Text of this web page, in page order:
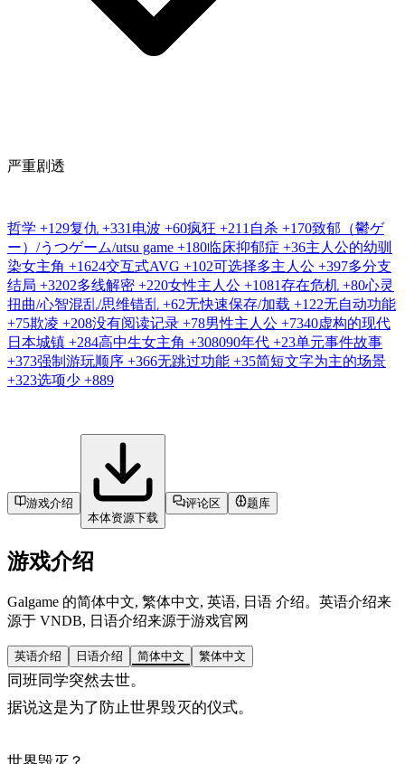
严重剧透
哲学 +129复仇 +331 电波 +60疯狂 +211 自杀 +170致郁（鬱ゲ
ー）/うつゲーム/utsu game +180临床抑郁症 +36主人公的幼驯
染女主角 +1624交互式AVG +102可选择多主人公 +397多分支
结局 +3202多线解密 +220女性主人公 +1081存在危机 +80心灵
扭曲/心智混乱/思维错乱 +62无快速保存/加载 +122无自动功能
+75欺凌 +208没有阅读记录 +78男性主人公 +7340虚构的现代
日本城镇 +284高中生女主角 +308090年代 +23单元事件故事
+373强制游玩顺序 +366无跳过功能 +35简短文字为主的场景
+323选项少 +889
游戏介绍
本体资源下载
评论区 题库
游戏介绍
Galgame 的简体中文, 繁体中文, 英语, 日语 介绍。英语介绍来
源于 VNDB, 日语介绍来源于游戏官网
英语介绍 日语介绍 简体中文 繁体中文
同班同学突然去世。
据说这是为了防止世界毁灭的仪式。